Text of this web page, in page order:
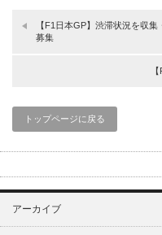
【F1日本GP】渋滞状況を収
募集
トップページに戻る
アーカイブ